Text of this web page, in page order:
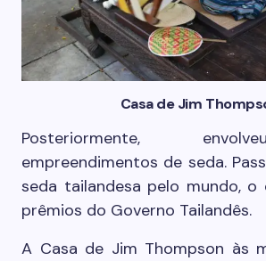
Casa de Jim
Posteriormente,
empreendimentos de seda.
seda tailandesa pelo mundo, o
prêmios do Governo Tailandês.
A Casa de Jim Thompson às